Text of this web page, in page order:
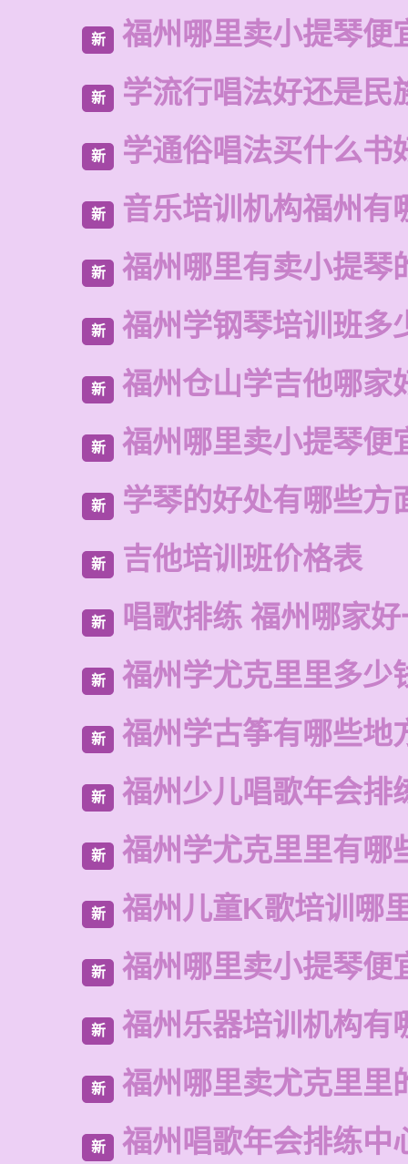
新 福州哪里卖小提琴便
新 学流行唱法好还是民
新 学通俗唱法买什么书
新 音乐培训机构福州有
新 福州哪里有卖小提琴
新 福州学钢琴培训班多
新 福州仓山学吉他哪家
新 福州哪里卖小提琴便
新 学琴的好处有哪些方
新 吉他培训班价格表
新 唱歌排练 福州哪家
新 福州学尤克里里多少
新 福州学古筝有哪些地
新 福州少儿唱歌年会排
新 福州学尤克里里有哪
新 福州儿童K歌培训哪
新 福州哪里卖小提琴便
新 福州乐器培训机构有
新 福州哪里卖尤克里里
新 福州唱歌年会排练中